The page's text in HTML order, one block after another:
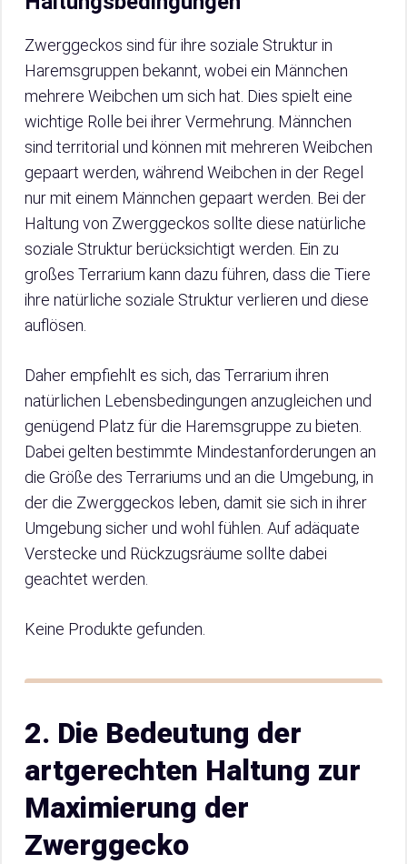
Zwerggeckos sind für ihre soziale Struktur in
Haremsgruppen bekannt, wobei ein Männchen
mehrere Weibchen um sich hat. Dies spielt eine
wichtige Rolle bei ihrer Vermehrung. Männchen
sind territorial und können mit mehreren Weibchen
gepaart werden, während Weibchen in der Regel
nur mit einem Männchen gepaart werden. Bei der
Haltung von Zwerggeckos sollte diese natürliche
soziale Struktur berücksichtigt werden. Ein zu
großes Terrarium kann dazu führen, dass die Tiere
ihre natürliche soziale Struktur verlieren und diese
auflösen.
Daher empfiehlt es sich, das Terrarium ihren
natürlichen Lebensbedingungen anzugleichen und
genügend Platz für die Haremsgruppe zu bieten.
Dabei gelten bestimmte Mindestanforderungen an
die Größe des Terrariums und an die Umgebung, in
der die Zwerggeckos leben, damit sie sich in ihrer
Umgebung sicher und wohl fühlen. Auf adäquate
Verstecke und Rückzugsräume sollte dabei
geachtet werden.
Keine Produkte gefunden.
2. Die Bedeutung der
artgerechten Haltung zur
Maximierung der
Zwerggecko